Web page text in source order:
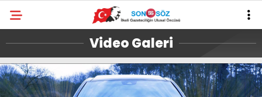
Video Galeri